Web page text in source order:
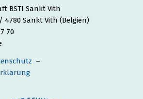
BSTI Sankt Vith
4780 Sankt Vith (Belgien)
70
–